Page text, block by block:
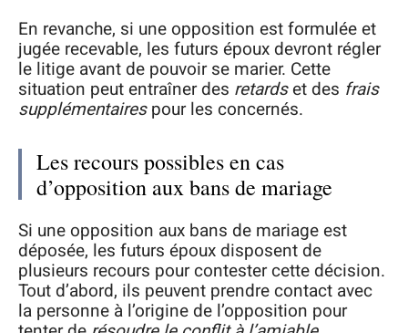
En revanche, si une opposition est formulée et
jugée recevable, les futurs époux devront régler
le litige avant de pouvoir se marier. Cette
situation peut entraîner des retardset des frais
supplémentairespour les concernés.
Les recours possibles en cas
d’opposition aux bans de mariage
Si une opposition aux bans de mariage est
déposée, les futurs époux disposent de
plusieurs recours pour contester cette décision.
Tout d’abord, ils peuvent prendre contact avec
la personne à l’origine de l’opposition pour